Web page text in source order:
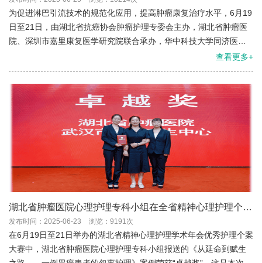
为促进淋巴引流技术的规范化应用，提高肿瘤康复治疗水平，6月19
日至21日，由湖北省抗癌协会肿瘤护理专委会主办，湖北省肿瘤医
院、深圳市嘉里康复医学研究院联合承办，华中科技大学同济医学
院附属同济医院、武汉市第一医院协办的“肿瘤淋巴引流与运动康复
查看更多+
湖北省肿瘤医院心理护理专科小组在全省精神心理护理个案
大赛荣获卓越奖
发布时间：2025-06-23 浏览：9191次
在6月19日至21日举办的湖北省精神心理护理学术年会优秀护理个案
大赛中，湖北省肿瘤医院心理护理专科小组报送的《从延命到赋生